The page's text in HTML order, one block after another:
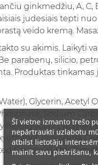
ginkmedžiu, A,
judesiais tepti
veido kremą.
su akimis. Laikyti
parabenų, silicio,
Produktas tinkamas
Glycerin,
Sodium
Propylene
Castor Oil, Hdi/
Šī vietne izmanto trešo
nepārtraukti uzlabotu
atbilst lietotāju
mainīt savu piekrišanu,